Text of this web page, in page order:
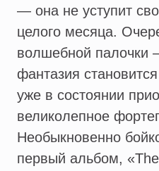
— она не уступит
целого месяца.
волшебной
фантазия
уже в состоянии
великолепное
Необыкновенно
первый альбом,